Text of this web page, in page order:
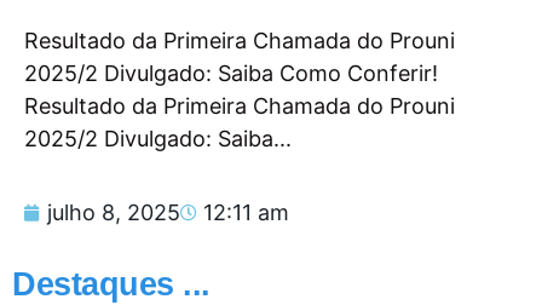
Resultado da Primeira Chamada do Prouni
2025/2 Divulgado: Saiba Como Conferir!
Resultado da Primeira Chamada do Prouni
2025/2 Divulgado: Saiba...
julho 8, 2025 12:11 am
Destaques ...